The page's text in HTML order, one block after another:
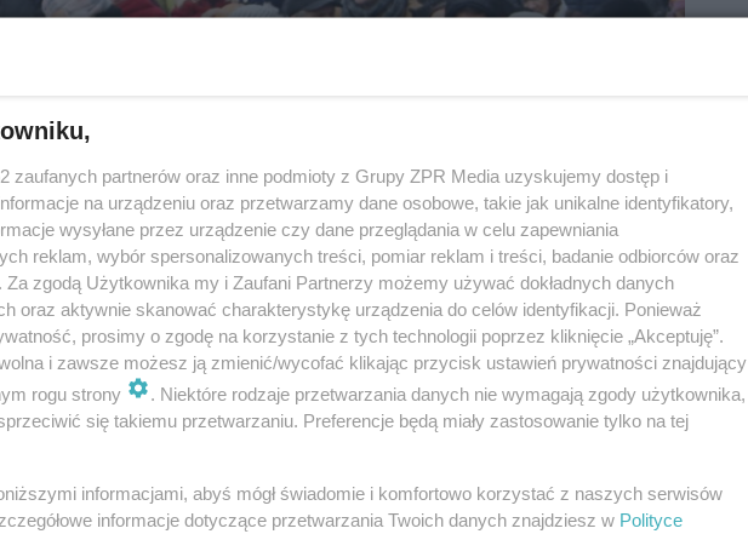
zaufanych partnerów oraz inne podmioty z Grupy ZPR Media uzyskujemy dostęp i
na urządzeniu oraz przetwarzamy dane osobowe, takie jak unikalne identyfikatory,
wysyłane przez urządzenie czy dane przeglądania w celu zapewniania
reklam, wybór spersonalizowanych treści, pomiar reklam i treści, badanie odbiorców oraz
Za zgodą Użytkownika my i Zaufani Partnerzy możemy używać dokładnych danych
oraz aktywnie skanować charakterystykę urządzenia do celów identyfikacji. Ponieważ
prosimy o zgodę na korzystanie z tych technologii poprzez kliknięcie „Akceptuję”.
i zawsze możesz ją zmienić/wycofać klikając przycisk ustawień prywatności znajdujący
rogu strony
. Niektóre rodzaje przetwarzania danych nie wymagają zgody użytkownika,
się takiemu przetwarzaniu. Preferencje będą miały zastosowanie tylko na tej
informacjami, abyś mógł świadomie i komfortowo korzystać z naszych serwisów
informacje dotyczące przetwarzania Twoich danych znajdziesz w Polityce